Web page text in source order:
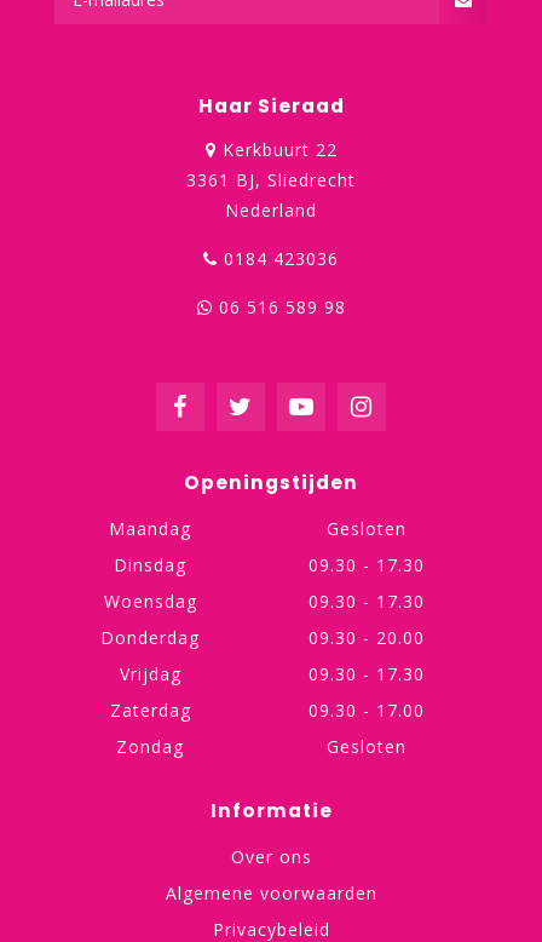
Haar Sieraad
Kerkbuurt 22
3361 BJ, Sliedrecht
Nederland
0184 423036
06 516 589 98
Openingstijden
Maandag
Gesloten
Dinsdag
09.30 - 17.30
Woensdag
09.30 - 17.30
Donderdag
09.30 - 20.00
Vrijdag
09.30 - 17.30
Zaterdag
09.30 - 17.00
Zondag
Gesloten
Informatie
Over ons
Algemene voorwaarden
Privacybeleid